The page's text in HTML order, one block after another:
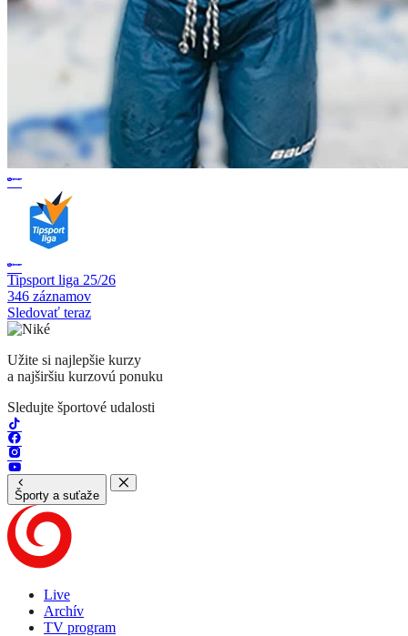
Tipsport liga 25/26
346 záznamov
Sledovať teraz
Užite si najlepšie kurzy
a najširšiu kurzovú ponuku
Sledujte športové udalosti
Športy a suťaže
Live
Archív
TV program